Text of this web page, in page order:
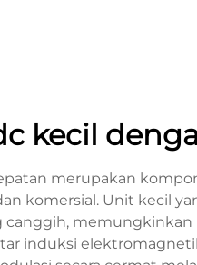
kecil
merupakan
komersial. Unit kecil
induksi